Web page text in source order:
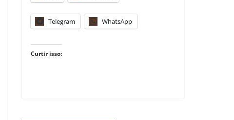
Telegram WhatsApp
Curtir isso: